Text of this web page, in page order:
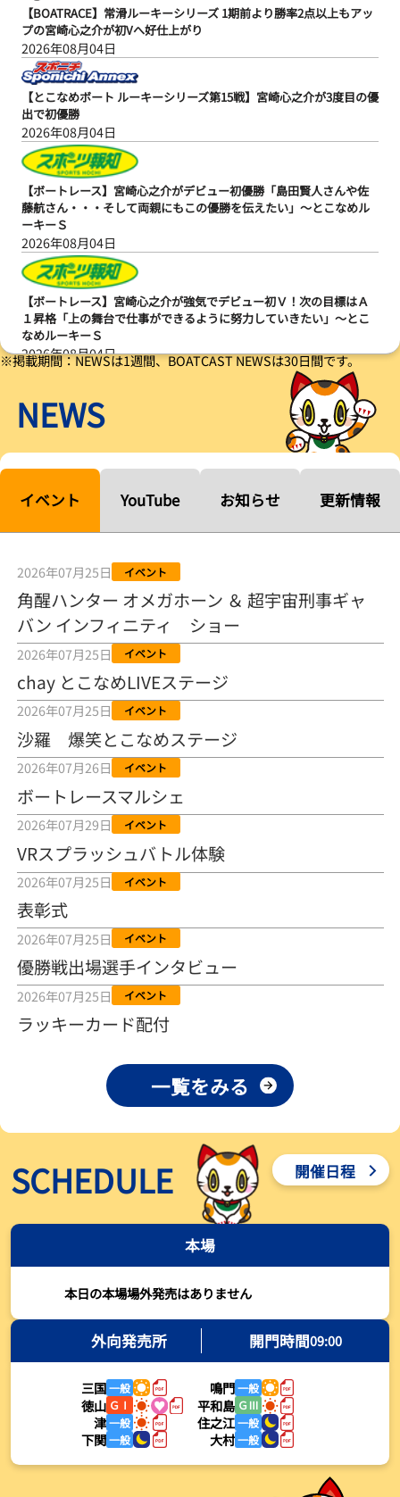
【BOATRACE】常滑ルーキーシリーズ 1期前より勝率2点以上もアッ
プの宮崎心之介が初Vへ好仕上がり
2026年08月04日
【とこなめボート ルーキーシリーズ第15戦】宮崎心之介が3度目の優
出で初優勝
2026年08月04日
【ボートレース】宮崎心之介がデビュー初優勝「島田賢人さんや佐
藤航さん・・・そして両親にもこの優勝を伝えたい」～とこなめル
ーキーＳ
2026年08月04日
【ボートレース】宮崎心之介が強気でデビュー初Ｖ！次の目標はＡ
１昇格「上の舞台で仕事ができるように努力していきたい」～とこ
なめルーキーＳ
2026年08月04日
【ルーキーシリーズ第15戦】塚越海斗「伸びを生かす方向で」4カド
から攻める／とこなめボートレース
【常滑ボート・ルーキーＳ】宮崎心之介 うれしいデビュー初優勝
「このままＡ１になれるように」
2026年08月04日
ド！／常滑ボート
2026年08月04日
【ボートレース】「しょっぱいですね」初優勝の宮崎心之介が水神
祭で満面の笑み／常滑 - 日刊スポーツ
2026年08月04日
【ボート】とこなめルーキーＳ 宮崎心之介がデビューから１年９カ
月で初優勝
2026年08月04日
【ボートレース】12R優勝戦のスタート特訓実施 初Ｖ目指す宮崎心
之介の仕上がり上々／常滑 - 日刊スポーツ
2026年08月04日
【とこなめボート ルーキーシリーズ第15戦】荒木颯斗 当地フレッシ
ュルーキーが初Vで恩返しを
2026年08月03日
【とこなめボート】ういちの「好配招き猫」ルーキーシリーズ第15
戦～自分の収支状況も想定してこそ〝本物の予想〟！／ボートレー
ス
2026年08月03日
【ボートレース】荒木颯斗が地元唯一の優出！３号艇でデビュー初
Ｖ狙う「自分の好きな感じになっている」～とこなめルーキーＳ
【ボートレース】訓練中の大けが乗り越えデビューした宮崎心之介
が初Ｖ王手「１枠なら負けないと思います」～とこなめルーキーＳ
2026年08月03日
【常滑ボート・ルーキーＳ】津田陸翔はリング交換で気配一変「初
優勝目指して頑張ります」
【とこなめボート・岩瀬仁紀さんコラム】最後は塚越海斗に注目、
【ボートレース】荒木颯斗が地元勢でただ１人優出果たす「地元で
初優勝したい」／常滑 - 日刊スポーツ
2026年08月03日
【ボートレース】４枠で優出の塚越海斗が強気節「攻めていくレー
スをします」／常滑 - 日刊スポーツ
2026年08月03日
【ボートレース】広瀬凜が接戦制して２着で優出「出足、回り足は
※掲載期間：NEWSは1週間、BOATCAST NEWSは30日間です。
NEWS
イベント YouTube お知らせ 更新情報
2026年07月25日 イベント
角醒ハンター オメガホーン ＆ 超宇宙刑事ギャ
バン インフィニティ ショー
2026年07月25日 イベント
chay とこなめLIVEステージ
2026年07月25日 イベント
沙羅 爆笑とこなめステージ
2026年07月26日 イベント
ボートレースマルシェ
2026年07月29日 イベント
VRスプラッシュバトル体験
2026年07月25日 イベント
表彰式
2026年07月25日 イベント
優勝戦出場選手インタビュー
2026年07月25日 イベント
ラッキーカード配付
一覧をみる
SCHEDULE 開催日程
本場
本日の本場場外発売はありません
外向発売所 開門時間09:00
三国一般 鳴門一般
徳山 ＧⅠ 平和島 ＧⅢ
津一般 住之江一般
下関一般 大村一般